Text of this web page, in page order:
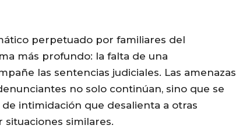
perpetuado por familiares del
más profundo: la falta de una
las sentencias judiciales. Las amenazas
no solo continúan, sino que se
intimidación que desalienta a otras
similares.